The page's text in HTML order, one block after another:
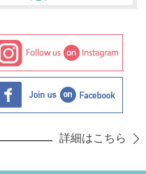
詳細はこちら